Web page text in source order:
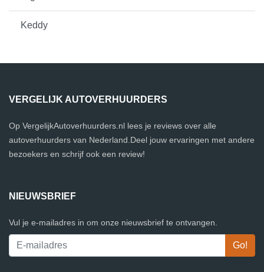
Keddy
VERGELIJK AUTOVERHUURDERS
Op VergelijkAutoverhuurders.nl lees je reviews over alle
autoverhuurders van Nederland.Deel jouw ervaringen met andere
bezoekers en schrijf ook een review!
NIEUWSBRIEF
Vul je e-mailadres in om onze nieuwsbrief te ontvangen.